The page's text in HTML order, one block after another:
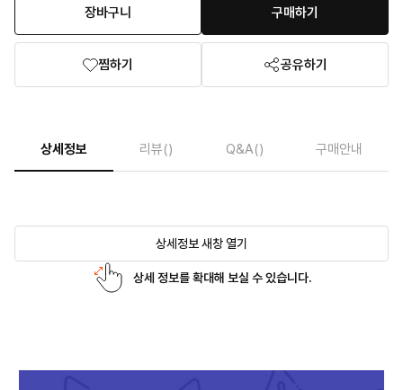
장바구니 구매하기
찜하기 공유하기
상세정보 리뷰() Q&A() 구매안내
상세정보 새창 열기
상세 정보를 확대해 보실 수 있습니다.